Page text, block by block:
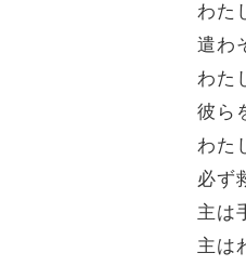
わた
遣わ
わた
彼ら
わた
必ず
主は
主は